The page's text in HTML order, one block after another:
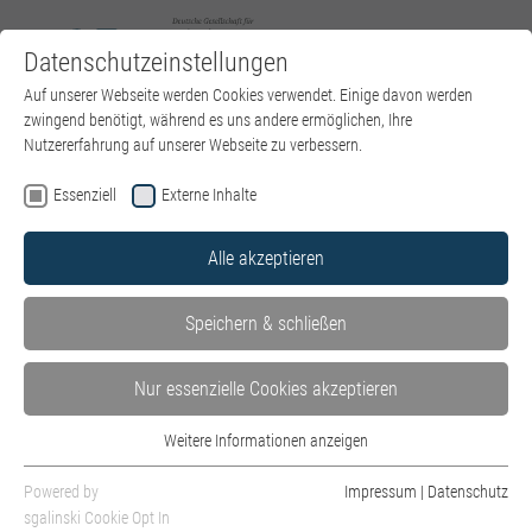
Zum Hauptinhalt springen
Sie sind hier:
DGPT e.V. Events Veranstaltung
19. Kinderanalytische Konferenz: Geheimnisse in der
Datum: 24. Oktober 2026
Samstag, 24. Oktober 2026 / 09:00 bis 16:30 Uhr
TAGUNGSORT
Grebenstraße 24
55116 Mainz
Datenschutzeinstellungen
Auf unserer Webseite werden Cookies verwendet. Einige davon werden
zwingend benötigt, während es uns andere ermöglichen, Ihre
Nutzererfahrung auf unserer Webseite zu verbessern.
Essenziell Externe Inhalte
Alle akzeptieren
Speichern & schließen
Nur essenzielle Cookies akzeptieren
Essenzielle Cookies werden für grundlegende Funktionen der Webseite
benötigt. Dadurch ist gewährleistet, dass die Webseite einwandfrei
Weitere Informationen anzeigen
Powered by
sgalinski Cookie Opt In
Impressum | Datenschutz